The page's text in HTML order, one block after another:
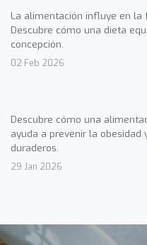
La alimentación influye en
Descubre cómo una dieta
concepción.
02 Feb 2026
Descubre cómo una
ayuda a prevenir la obesidad
duraderos.
29 Jan 2026